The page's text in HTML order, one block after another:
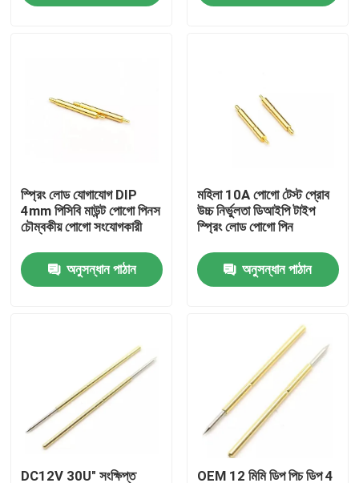
আমাদের সম্পর্কে
মান নিয়ন্ত্রণ
আমাদের সাথে যোগাযোগ করুন
স্প্রিং লোডেড POGO পিন
প্রোব পোগো পিন
স্প্রিং লোড যোগাযোগ DIP
4mm পিসিবি মাউন্ট পোগো পিনস
চৌম্বকীয় পোগো সংযোগকারী
অনুসন্ধান পাঠান
মহিলা 10A পোগো টেস্ট প্রোব
উচ্চ নির্ভুলতা ডিআইপি টাইপ
স্প্রিং লোড পোগো পিন
অনুসন্ধান পাঠান
DC12V 30U" সংক্ষিপ্ত OEM 12 মিমি ডিপ পিচ ডিপ 4